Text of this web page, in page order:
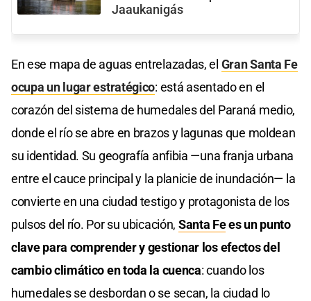
Jaaukanigás
En ese mapa de aguas entrelazadas, el Gran Santa Fe
ocupa un lugar estratégico: está asentado en el
corazón del sistema de humedales del Paraná medio,
donde el río se abre en brazos y lagunas que moldean
su identidad. Su geografía anfibia —una franja urbana
entre el cauce principal y la planicie de inundación— la
convierte en una ciudad testigo y protagonista de los
pulsos del río. Por su ubicación, Santa Fees un punto
clave para comprender y gestionar los efectos del
cambio climático en toda la cuenca: cuando los
humedales se desbordan o se secan, la ciudad lo